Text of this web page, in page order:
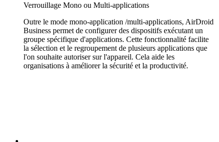
Verrouillage Mono ou Multi-applications
Outre le mode mono-application /multi-applications, AirDroid
Business permet de configurer des dispositifs exécutant un
groupe spécifique d'applications. Cette fonctionnalité facilite
la sélection et le regroupement de plusieurs applications que
l'on souhaite autoriser sur l'appareil. Cela aide les
organisations à améliorer la sécurité et la productivité.